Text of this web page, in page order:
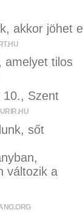
akkor jöhet
amelyet tilos
10., Szent
sőt
változik a